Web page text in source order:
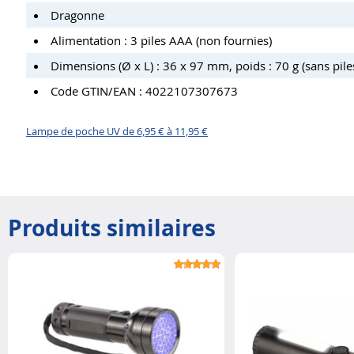
Dragonne
Alimentation : 3 piles AAA (non fournies)
Dimensions (Ø x L) : 36 x 97 mm, poids : 70 g (sans
Code GTIN/EAN : 4022107307673
Lampe de poche UV de 6,95 € à 11,95 €
Produits similaires